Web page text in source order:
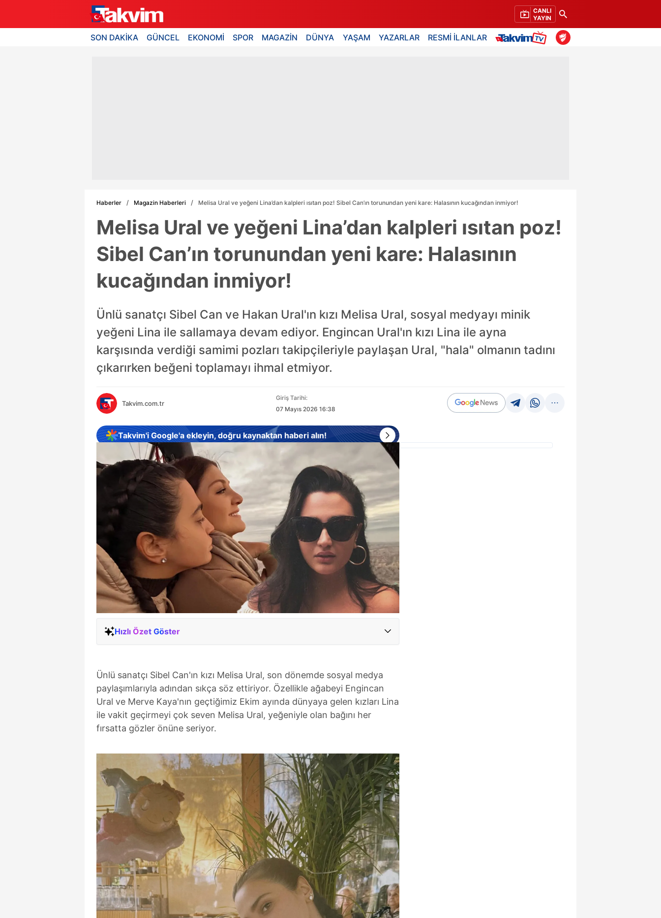
CANLI
YAYIN
SON DAKİKA GÜNCEL EKONOMİ SPOR MAGAZİN DÜNYA YAŞAM YAZARLAR RESMİ İLANLAR
Haberler Magazin Haberleri Melisa Ural ve yeğeni Lina’dan kalpleri ısıtan poz! Sibel Can’ın torunundan yeni kare: Halasının kucağından inmiyor!
Melisa Ural ve yeğeni Lina’dan kalpleri ısıtan poz!
Sibel Can’ın torunundan yeni kare: Halasının
kucağından inmiyor!
Ünlü sanatçı Sibel Can ve Hakan Ural'ın kızı Melisa Ural, sosyal medyayı minik
yeğeni Lina ile sallamaya devam ediyor. Engincan Ural'ın kızı Lina ile ayna
karşısında verdiği samimi pozları takipçileriyle paylaşan Ural, "hala" olmanın tadını
çıkarırken beğeni toplamayı ihmal etmiyor.
Takvim.com.tr
Giriş Tarihi:
07 Mayıs 2026 16:38
Takvim'i Google'a ekleyin, doğru kaynaktan haberi alın!
Hızlı Özet Göster
Ünlü sanatçı Sibel Can'ın kızı Melisa Ural, son dönemde sosyal medya
paylaşımlarıyla adından sıkça söz ettiriyor. Özellikle ağabeyi Engincan
Ural ve Merve Kaya'nın geçtiğimiz Ekim ayında dünyaya gelen kızları Lina
ile vakit geçirmeyi çok seven Melisa Ural, yeğeniyle olan bağını her
fırsatta gözler önüne seriyor.